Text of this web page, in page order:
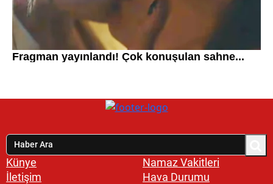
Künye
İletişim
Namaz Vakitleri
Hava Durumu